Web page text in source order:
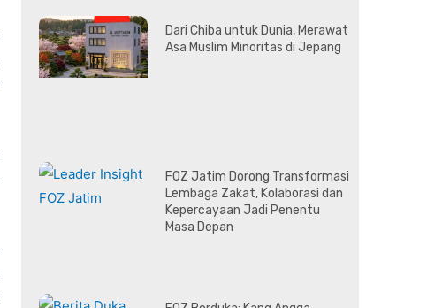
Dari Chiba untuk Dunia, Merawat
Asa Muslim Minoritas di Jepang
FOZ Jatim Dorong Transformasi
Lembaga Zakat, Kolaborasi dan
Kepercayaan Jadi Penentu
Masa Depan